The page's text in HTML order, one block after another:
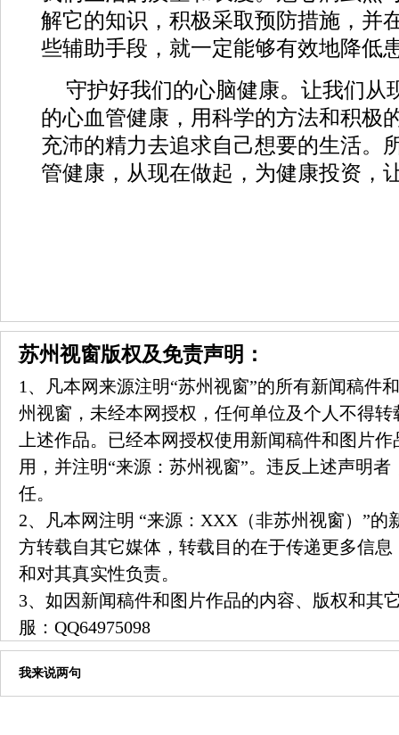
解它的知识，积极采取预防措施，并
些辅助手段，就一定能够有效地降低
守护好我们的心脑健康。让我们从
的心血管健康，用科学的方法和积极
充沛的精力去追求自己想要的生活。
管健康，从现在做起，为健康投资，
苏州视窗版权及免责声明：
1、凡本网来源注明“苏州视窗”的所有新闻稿件
州视窗，未经本网授权，任何单位及个人不得
上述作品。已经本网授权使用新闻稿件和图片
用，并注明“来源：苏州视窗”。违反上述声明
任。
2、凡本网注明 “来源：XXX（非苏州视窗）”的
方转载自其它媒体，转载目的在于传递更多信
和对其真实性负责。
3、如因新闻稿件和图片作品的内容、版权和其
服： QQ64975098
我来说两句